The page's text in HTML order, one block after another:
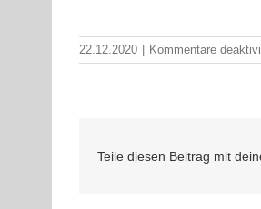
22.12.2020 Kommentare
Teile diesen Beitrag mit